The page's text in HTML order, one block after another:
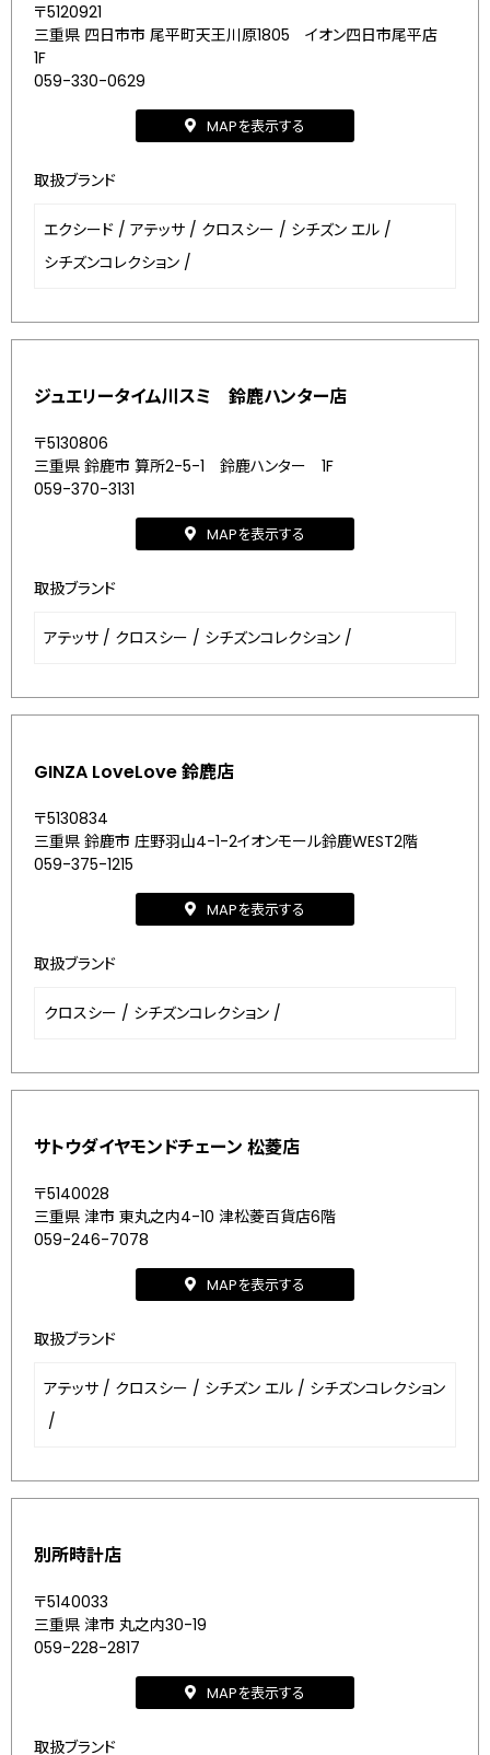
〒5120921
三重県 四日市市 尾平町天王川原1805 イオン四日市尾平店
1F
059-330-0629
MAPを表示する
取扱ブランド
エクシード / アテッサ / クロスシー / シチズン エル /
シチズンコレクション /
ジュエリータイム川スミ 鈴鹿ハンター店
〒5130806
三重県 鈴鹿市 算所2-5-1 鈴鹿ハンター 1F
059-370-3131
MAPを表示する
取扱ブランド
アテッサ / クロスシー / シチズンコレクション /
GINZA LoveLove 鈴鹿店
〒5130834
三重県 鈴鹿市 庄野羽山4-1-2イオンモール鈴鹿WEST2階
059-375-1215
MAPを表示する
取扱ブランド
クロスシー / シチズンコレクション /
サトウダイヤモンドチェーン 松菱店
〒5140028
三重県 津市 東丸之内4-10 津松菱百貨店6階
059-246-7078
MAPを表示する
取扱ブランド
アテッサ / クロスシー / シチズン エル / シチズンコレクション
/
別所時計店
〒5140033
三重県 津市 丸之内30-19
059-228-2817
MAPを表示する
取扱ブランド